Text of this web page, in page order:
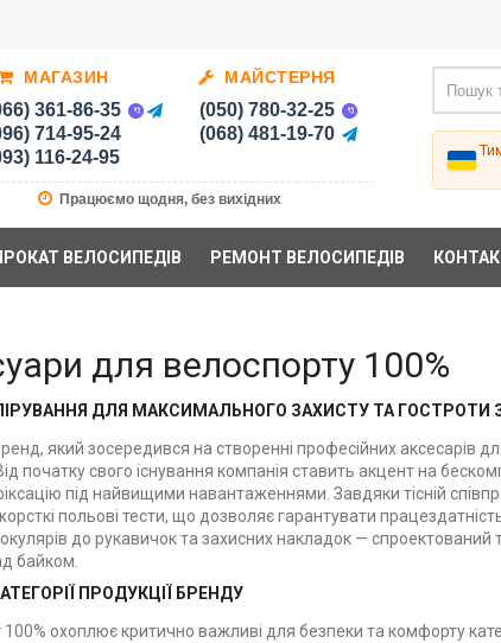
МАГАЗИН
361-86-35
714-95-24
116-24-95
МАЙСТЕРНЯ
(050) 780-32-25
(068) 481-19-70
Працюємо щодня, без вихідних
ВЕЛОСИПЕДІВ РЕМОНТ ВЕЛОСИПЕДІВ
для велоспорту 100%
ДЛЯ МАКСИМАЛЬНОГО ЗАХИСТУ ТА
який зосередився на створенні професійних аксесарів
початку свого існування компанія ставить акцент на
під найвищими навантаженнями. Завдяки тісній
польові тести, що дозволяє гарантувати
до рукавичок та захисних накладок — спроектований
байком.
ПРОДУКЦІЇ БРЕНДУ
охоплює критично важливі для безпеки та комфорту